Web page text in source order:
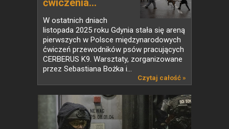
ćwiczenia...
W ostatnich dniach
listopada 2025 roku Gdynia stała się areną
pierwszych w Polsce międzynarodowych
ćwiczeń przewodników psów pracujących
CERBERUS K9. Warsztaty, zorganizowane
przez Sebastiana Bożka i...
Czytaj całość »